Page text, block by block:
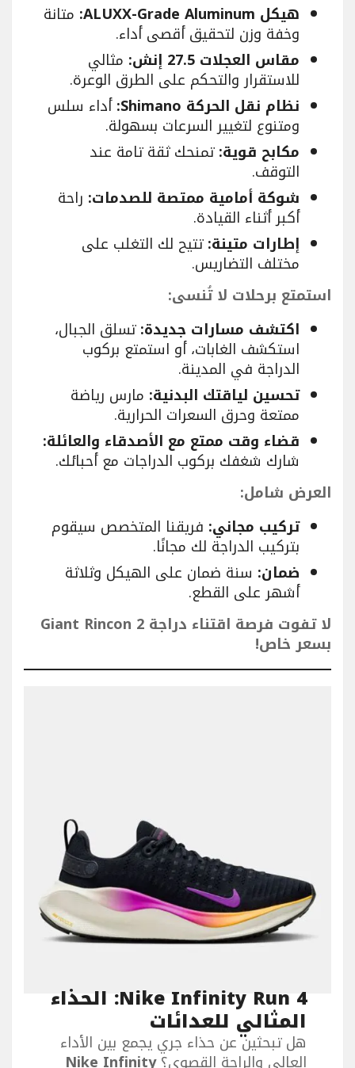
هيكل ALUXX-Grade Aluminum:
متانة
وخفة وزن لتحقيق أقصى أداء.
مقاس العجلات 27.5 إنش:
مثالي
للاستقرار والتحكم على الطرق الوعرة.
نظام نقل الحركة Shimano:
أداء سلس
ومتنوع لتغيير السرعات بسهولة.
مكابح قوية:تمنحك ثقة تامة عند
التوقف.
شوكة أمامية ممتصة للصدمات: راحة
أكبر أثناء القيادة.
إطارات متينة:تتيح لك التغلب على
مختلف التضاريس.
استمتع برحلات لا تُنسى:
اكتشف مسارات جديدة:تسلق الجبال،
استكشف الغابات، أو استمتع بركوب
الدراجة في المدينة.
تحسين لياقتك البدنية: مارس رياضة
ممتعة وحرق السعرات الحرارية.
قضاء وقت ممتع مع الأصدقاء والعائلة:
شارك شغفك بركوب الدراجات مع أحبائك.
العرض شامل:
تركيب مجاني: فريقنا المتخصص سيقوم
بتركيب الدراجة لك مجانًا.
ضمان: سنة ضمان على الهيكل وثلاثة
أشهر على القطع.
لا تفوت فرصة اقتناء دراجة Giant Rincon 2
بسعر خاص!
Nike Infinity Run 4: الحذاء
المثالي للعدائات
هل تبحثين عن حذاء جري يجمع بين الأداء